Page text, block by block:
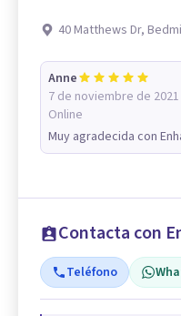
40 Matthews Dr,
Anne
7 de noviembre de 2021
Online
Muy agradecida con
Contacta con
Teléfono